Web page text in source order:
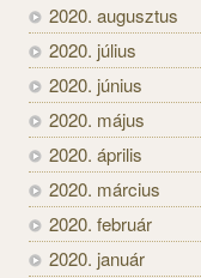
2020. augusztus
2020. július
2020. június
2020. május
2020. április
2020. március
2020. február
2020. január